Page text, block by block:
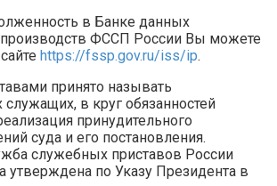
в Банке данных
ФССП России Вы можете
https://fssp.gov.ru/iss/ip.
принято называть
служащих, в круг обязанностей
принудительного
суда и его постановления.
служебных приставов России
утверждена по Указу Президента в